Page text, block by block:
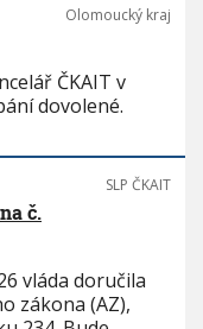
Olomoucký kraj
ČKAIT v
dovolené.
SLP ČKAIT
č.
vláda doručila
zákona (AZ),